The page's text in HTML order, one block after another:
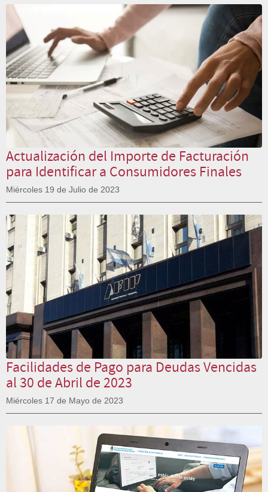
Actualización del Importe de Facturación
para Identificar a Consumidores Finales
Miércoles 19 de Julio de 2023
Facilidades de Pago para Deudas Vencidas
al 30 de Abril de 2023
Miércoles 17 de Mayo de 2023